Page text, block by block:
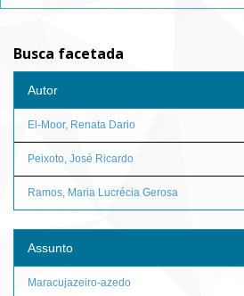
Busca facetada
Autor
El-Moor, Renata Dario
Peixoto, José Ricardo
Ramos, Maria Lucrécia Gerosa
Assunto
Maracujazeiro-azedo